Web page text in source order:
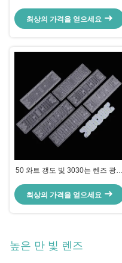
최상의 가격을 얻으세요
50 와트 갱도 빛 3030는 렌즈 광학
했습니다
최상의 가격을 얻으세요
높은 만 빛 렌즈